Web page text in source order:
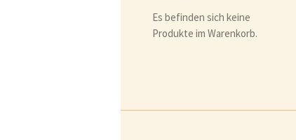
Es befinden sich keine
Produkte im Warenkorb.